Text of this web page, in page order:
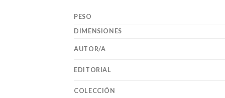
PESO
DIMENSIONES
AUTOR/A
EDITORIAL
COLECCIÓN